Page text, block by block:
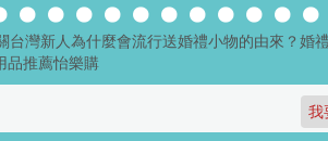
台灣新人為什麼會流行送婚禮小物的由來？婚
品推薦怡樂購